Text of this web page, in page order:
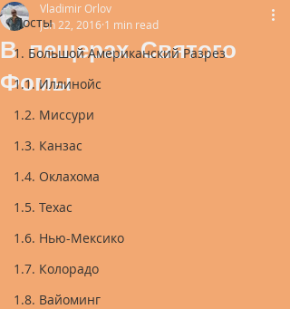
Посты
1. Большой Американский Разрез
1.1. Иллинойс
1.2. Миссури
1.3. Канзас
1.4. Оклахома
1.5. Техас
1.6. Нью-Мексико
1.7. Колорадо
1.8. Вайоминг
В пещерах Святого
Фомы
Vladimir Orlov
Jun 22, 2016 1 min read